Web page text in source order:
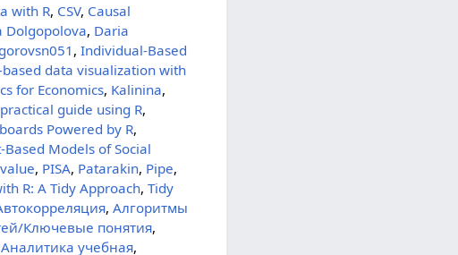
with R, CSV, Causal
Dolgopolova, Daria
,Individual-Based
data visualization with
for Economics, Kalinina,
guide using R,
Powered by R,
Models of Social
, PISA, Patarakin, Pipe,
R: A Tidy Approach,Tidy
,Алгоритмы
Ключевые понятия,
Аналитика учебная,